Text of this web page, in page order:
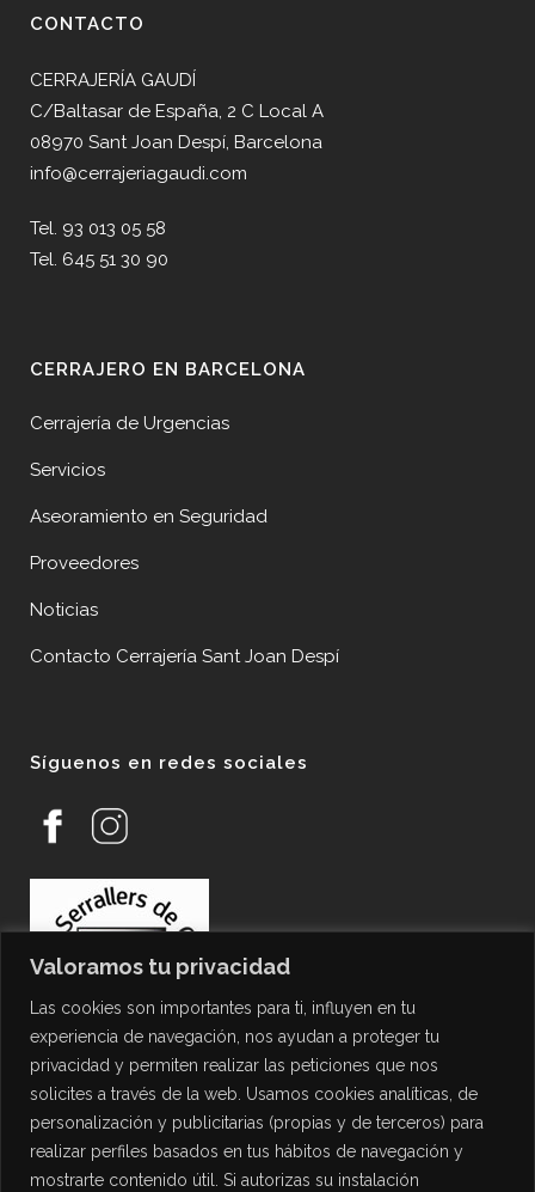
Valoramos tu privacidad
Las cookies son importantes para ti, influyen en tu
experiencia de navegación, nos ayudan a proteger tu
privacidad y permiten realizar las peticiones que nos
solicites a través de la web. Usamos cookies analíticas, de
personalización y publicitarias (propias y de terceros) para
realizar perfiles basados en tus hábitos de navegación y
mostrarte contenido útil. Si autorizas su instalación
CONTACTO
CERRAJERÍA GAUDÍ
C/Baltasar de España, 2 C Local A
08970 Sant Joan Despí, Barcelona
info@cerrajeriagaudi.com
Tel. 93 013 05 58
Tel. 645 51 30 90
CERRAJERO EN BARCELONA
Cerrajería de Urgencias
Servicios
Aseoramiento en Seguridad
Proveedores
Noticias
Contacto Cerrajería Sant Joan Despí
Síguenos en redes sociales
PROTECCIÓN DE DATOS
Política de Privacidad